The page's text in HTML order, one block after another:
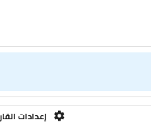
إعدادات